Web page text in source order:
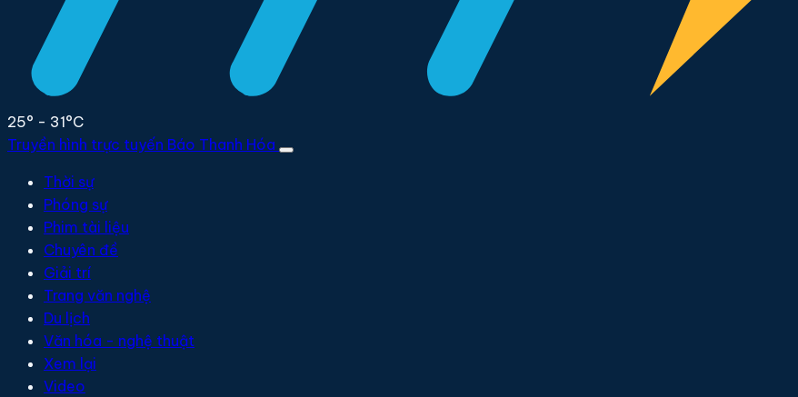
25° - 31°C
Truyền hình trực tuyến Báo Thanh Hóa
Thời sự
Phóng sự
Phim tài liệu
Chuyên đề
Giải trí
Trang văn nghệ
Du lịch
Văn hóa - nghệ thuật
Xem lại
Video